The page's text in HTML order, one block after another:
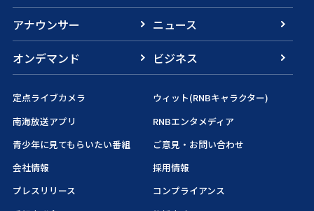
アナウンサー
ニュース
オンデマンド
ビジネス
定点ライブカメラ
ウィット(RNBキャラクター)
南海放送アプリ
RNBエンタメディア
青少年に見てもらいたい番組
ご意見・お問い合わせ
会社情報
採用情報
プレスリリース
コンプライアンス